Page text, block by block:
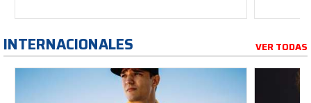
INTERNACIONALES VER TODAS